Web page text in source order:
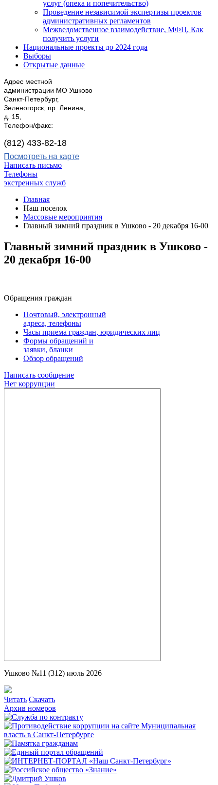
услуг (опека и попечительство)
Проведение независимой экспертизы проектов
административных регламентов
Межведомственное взаимодействие, МФЦ, Как
получить услуги
Национальные проекты до 2024 года
Выборы
Открытые данные
Адрес местной
администрации МО Ушково
Санкт-Петербург,
Зеленогорск, пр. Ленина,
д. 15,
Телефон/факс:
(812) 433-82-18
Посмотреть на карте
Написать письмо
Телефоны
экстренных служб
Главная
Наш поселок
Массовые мероприятия
Главный зимний праздник в Ушково - 20 декабря 16-00
Главный зимний праздник в Ушково -
20 декабря 16-00
Обращения граждан
Почтовый, электронный
адреса, телефоны
Часы приема граждан, юридических лиц
Формы обращений и
заявки, бланки
Обзор обращений
Написать сообщение
Нет коррупции
Ушково №11 (312) июль 2026
Читать Скачать
Архив номеров